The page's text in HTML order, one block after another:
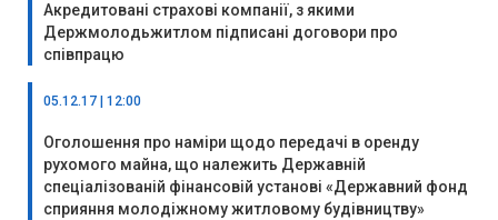
Акредитовані страхові компанії, з якими
Держмолодьжитлом підписані договори про
співпрацю
05.12.17 | 12:00
Оголошення про наміри щодо передачі в оренду
рухомого майна, що належить Державній
спеціалізованій фінансовій установі «Державний фонд
сприяння молодіжному житловому будівництву»